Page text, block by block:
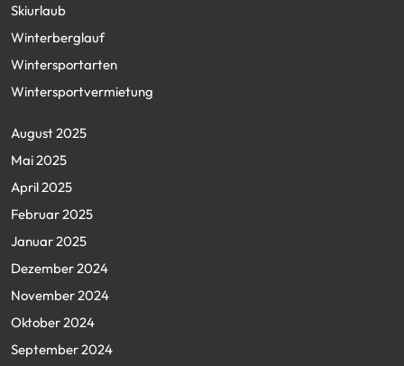
Skiurlaub
Winterberglauf
Wintersportarten
Wintersportvermietung
August 2025
Mai 2025
April 2025
Februar 2025
Januar 2025
Dezember 2024
November 2024
Oktober 2024
September 2024